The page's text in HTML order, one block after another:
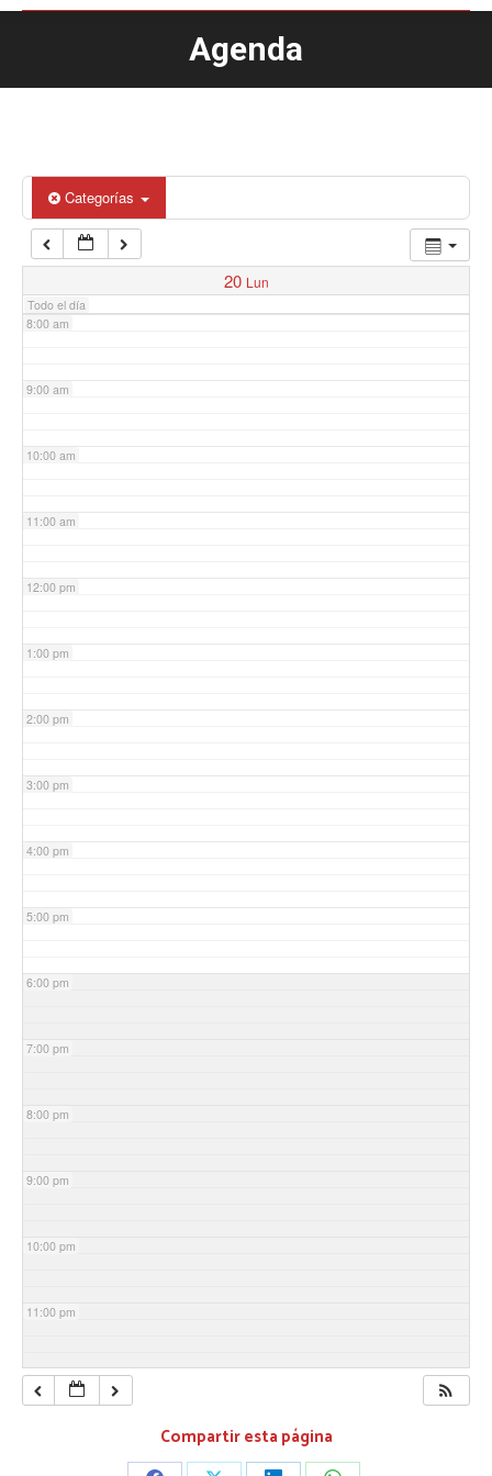
Agenda
Estás aquí:
Categorías
20 Lun
Todo el día
6:00 am
7:00 am
8:00 am
9:00 am
10:00 am
11:00 am
12:00 pm
1:00 pm
2:00 pm
3:00 pm
4:00 pm
5:00 pm
6:00 pm
7:00 pm
8:00 pm
9:00 pm
10:00 pm
11:00 pm
Compartir esta página